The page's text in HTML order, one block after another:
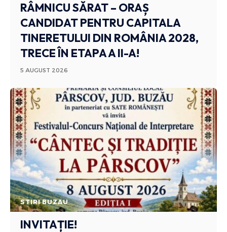
RÂMNICU SĂRAT – ORAȘ
CANDIDAT PENTRU CAPITALA
TINERETULUI DIN ROMÂNIA 2028,
TRECE ÎN ETAPA A II-A!
5 AUGUST 2026
STIRI BUZAU
INVITAȚIE!